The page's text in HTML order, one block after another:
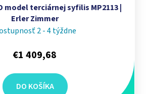
model terciárnej syfilis MP2113 |
Erler Zimmer
2 - 4 týždne
€1 409,68
DO KOŠÍKA